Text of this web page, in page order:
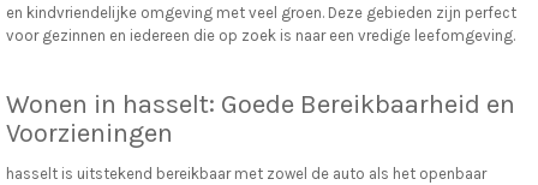
en kindvriendelijke omgeving met veel groen. Deze gebieden zijn perfect
voor gezinnen en iedereen die op zoek is naar een vredige leefomgeving.
Wonen in hasselt: Goede Bereikbaarheid en
Voorzieningen
hasselt is uitstekend bereikbaar met zowel de auto als het openbaar